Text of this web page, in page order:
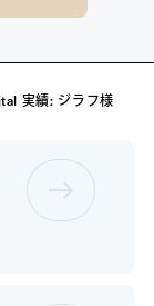
実績: ジラフ様